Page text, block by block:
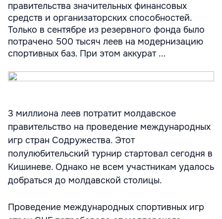
правительства значительных финансовых
средств и организаторских способностей.
Только в сентябре из резервного фонда было
потрачено 500 тысяч леев на модернизацию
спортивных баз. При этом аккурат ...
3 миллиона леев потратит молдавское
правительство на проведение международных
игр стран Содружества. Этот
полулюбительский турнир стартовал сегодня в
Кишиневе. Однако не всем участникам удалось
добраться до молдавской столицы.
Проведение международных спортивных игр